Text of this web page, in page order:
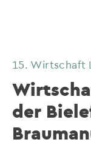
15. Wirtschaft
der